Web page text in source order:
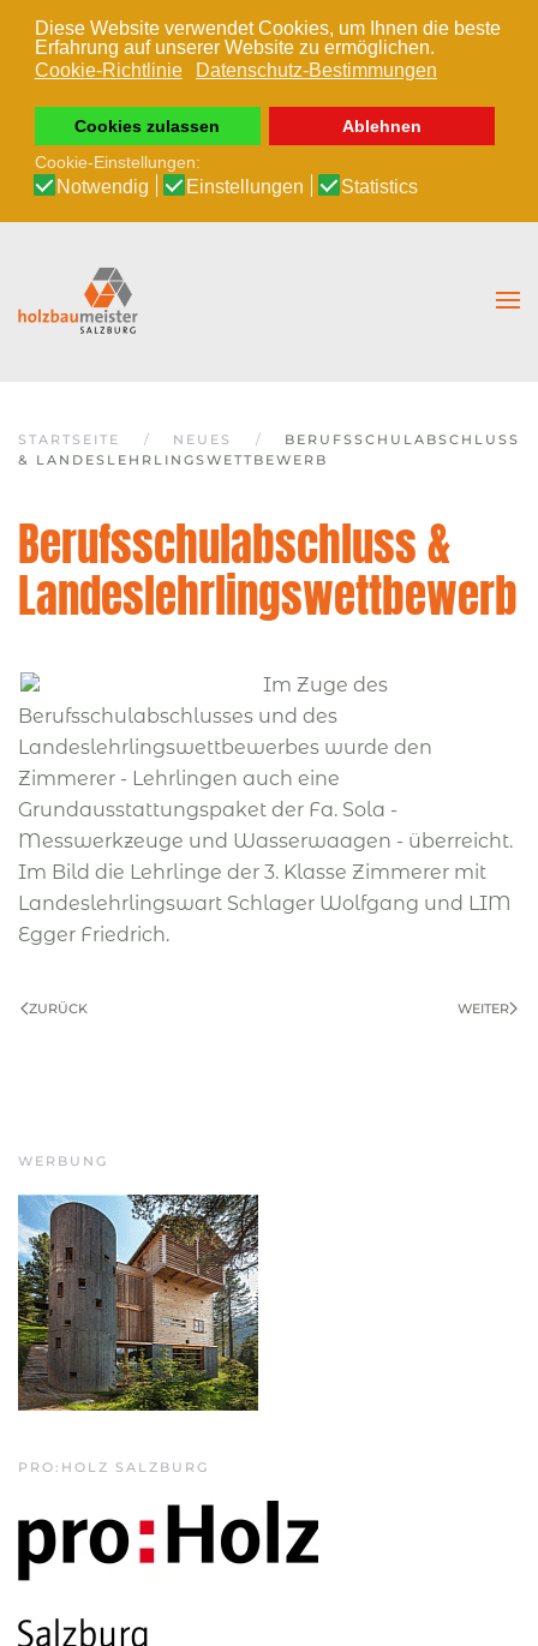
Diese Website verwendet Cookies, um Ihnen die beste
Erfahrung auf unserer Website zu ermöglichen.
Cookie-Richtlinie
Datenschutz-Bestimmungen
Cookies zulassen
Ablehnen
Cookie-Einstellungen:
Notwendig Einstellungen Statistics
Zum Hauptinhalt springen
STARTSEITE NEUES
BERUFSSCHULABSCHLUSS
& LANDESLEHRLINGSWETTBEWERB
Berufsschulabschluss &
Landeslehrlingswettbewerb
Im Zuge des
Berufsschulabschlusses und des
Landeslehrlingswettbewerbes wurde den
Zimmerer - Lehrlingen auch eine
Grundausstattungspaket der Fa. Sola -
Messwerkzeuge und Wasserwaagen - überreicht.
Im Bild die Lehrlinge der 3. Klasse Zimmerer mit
Landeslehrlingswart Schlager Wolfgang und LIM
Egger Friedrich.
ZURÜCK WEITER
WERBUNG
PRO:HOLZ SALZBURG